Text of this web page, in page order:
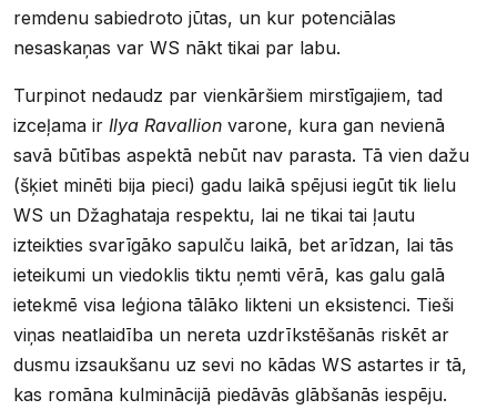
remdenu sabiedroto jūtas, un kur potenciālas
nesaskaņas var WS nākt tikai par labu.
Turpinot nedaudz par vienkāršiem mirstīgajiem, tad
izceļama ir Ilya Ravallion varone, kura gan nevienā
savā būtības aspektā nebūt nav parasta. Tā vien dažu
(šķiet minēti bija pieci) gadu laikā spējusi iegūt tik lielu
WS un Džaghataja respektu, lai ne tikai tai ļautu
izteikties svarīgāko sapulču laikā, bet arīdzan, lai tās
ieteikumi un viedoklis tiktu ņemti vērā, kas galu galā
ietekmē visa leģiona tālāko likteni un eksistenci. Tieši
viņas neatlaidība un nereta uzdrīkstēšanās riskēt ar
dusmu izsaukšanu uz sevi no kādas WS astartes ir tā,
kas romāna kulminācijā piedāvās glābšanās iespēju.